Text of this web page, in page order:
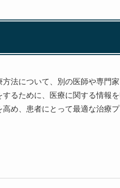
法について、別の医師や専門
るために、医療に関する情報
め、患者にとって最適な治療